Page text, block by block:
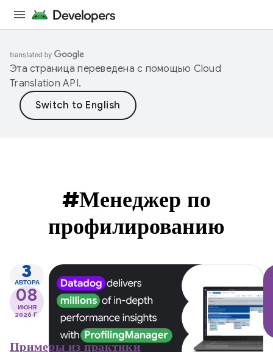
Эта страница переведена с помощью Cloud
Translation API.
#Менеджер по
профилированию
3
АВТОРА
08
ИЮНЯ
2026 Г.
Примеры из практики